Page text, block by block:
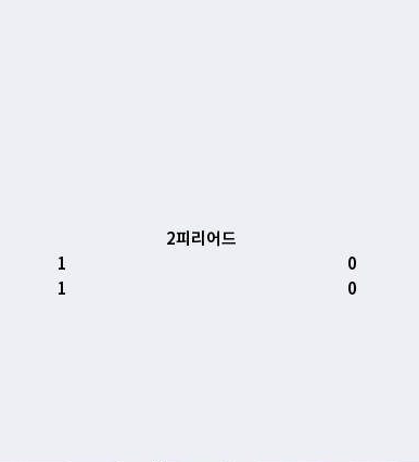
2피리어드
1
0
1 0